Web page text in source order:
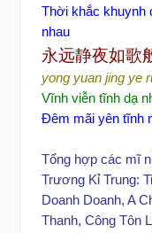
Thời khắc khuynh
nhau
永远静夜如歌
yong yuan jing ye
Vĩnh viễn tĩnh dạ
Đêm mãi yên tĩnh
Tổng hợp các mĩ
Trương Kỉ Trung:
Doanh Doanh, A
Thanh, Công Tôn